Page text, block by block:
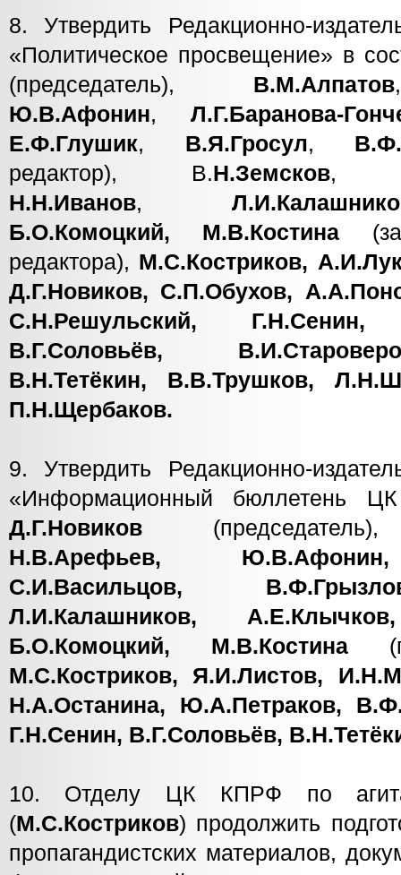
8. Утвердить Редакционно-
«Политическое просвещение» в
(председатель), В.М.Алпатов
Ю.В.Афонин, Л.Г.Баранова-
Е.Ф.Глушик, В.Я.Гросул,
редактор), В.Н.Земсков
Н.Н.Иванов,
Б.О.Комоцкий, М.В.Костина
редактора), М.С.Костриков,
Д.Г.Новиков, С.П.Обухов,
С.Н.Решульский, Г.Н.Сенин,
В.Г.Соловьёв,
В.Н.Тетёкин, В.В.Трушков,
П.Н.Щербаков.
9. Утвердить Редакционно-
«Информационный бюллетень
Д.Г.Новиков
Н.В.Арефьев,
С.И.Васильцов,
Л.И.Калашников,
Б.О.Комоцкий, М.В.Костина
М.С.Костриков, Я.И.Листов,
Н.А.Останина, Ю.А.Петраков,
Г.Н.Сенин, В.Г.Соловьёв,
10. Отделу ЦК КПРФ по
(М.С.Костриков) продолжить
пропагандистских материалов,